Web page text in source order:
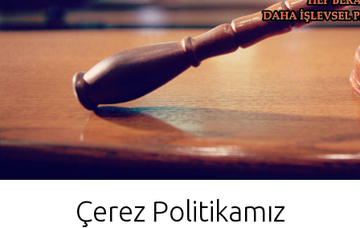
Çerez Politikamız